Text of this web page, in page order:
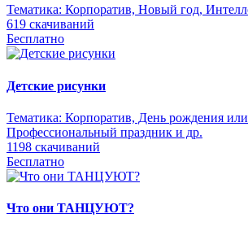
Тематика: Корпоратив, Новый год,
619 скачиваний
Бесплатно
Детские рисунки
Тематика: Корпоратив, День рождения
Профессиональный праздник и др.
1198 скачиваний
Бесплатно
Что они ТАНЦУЮТ?